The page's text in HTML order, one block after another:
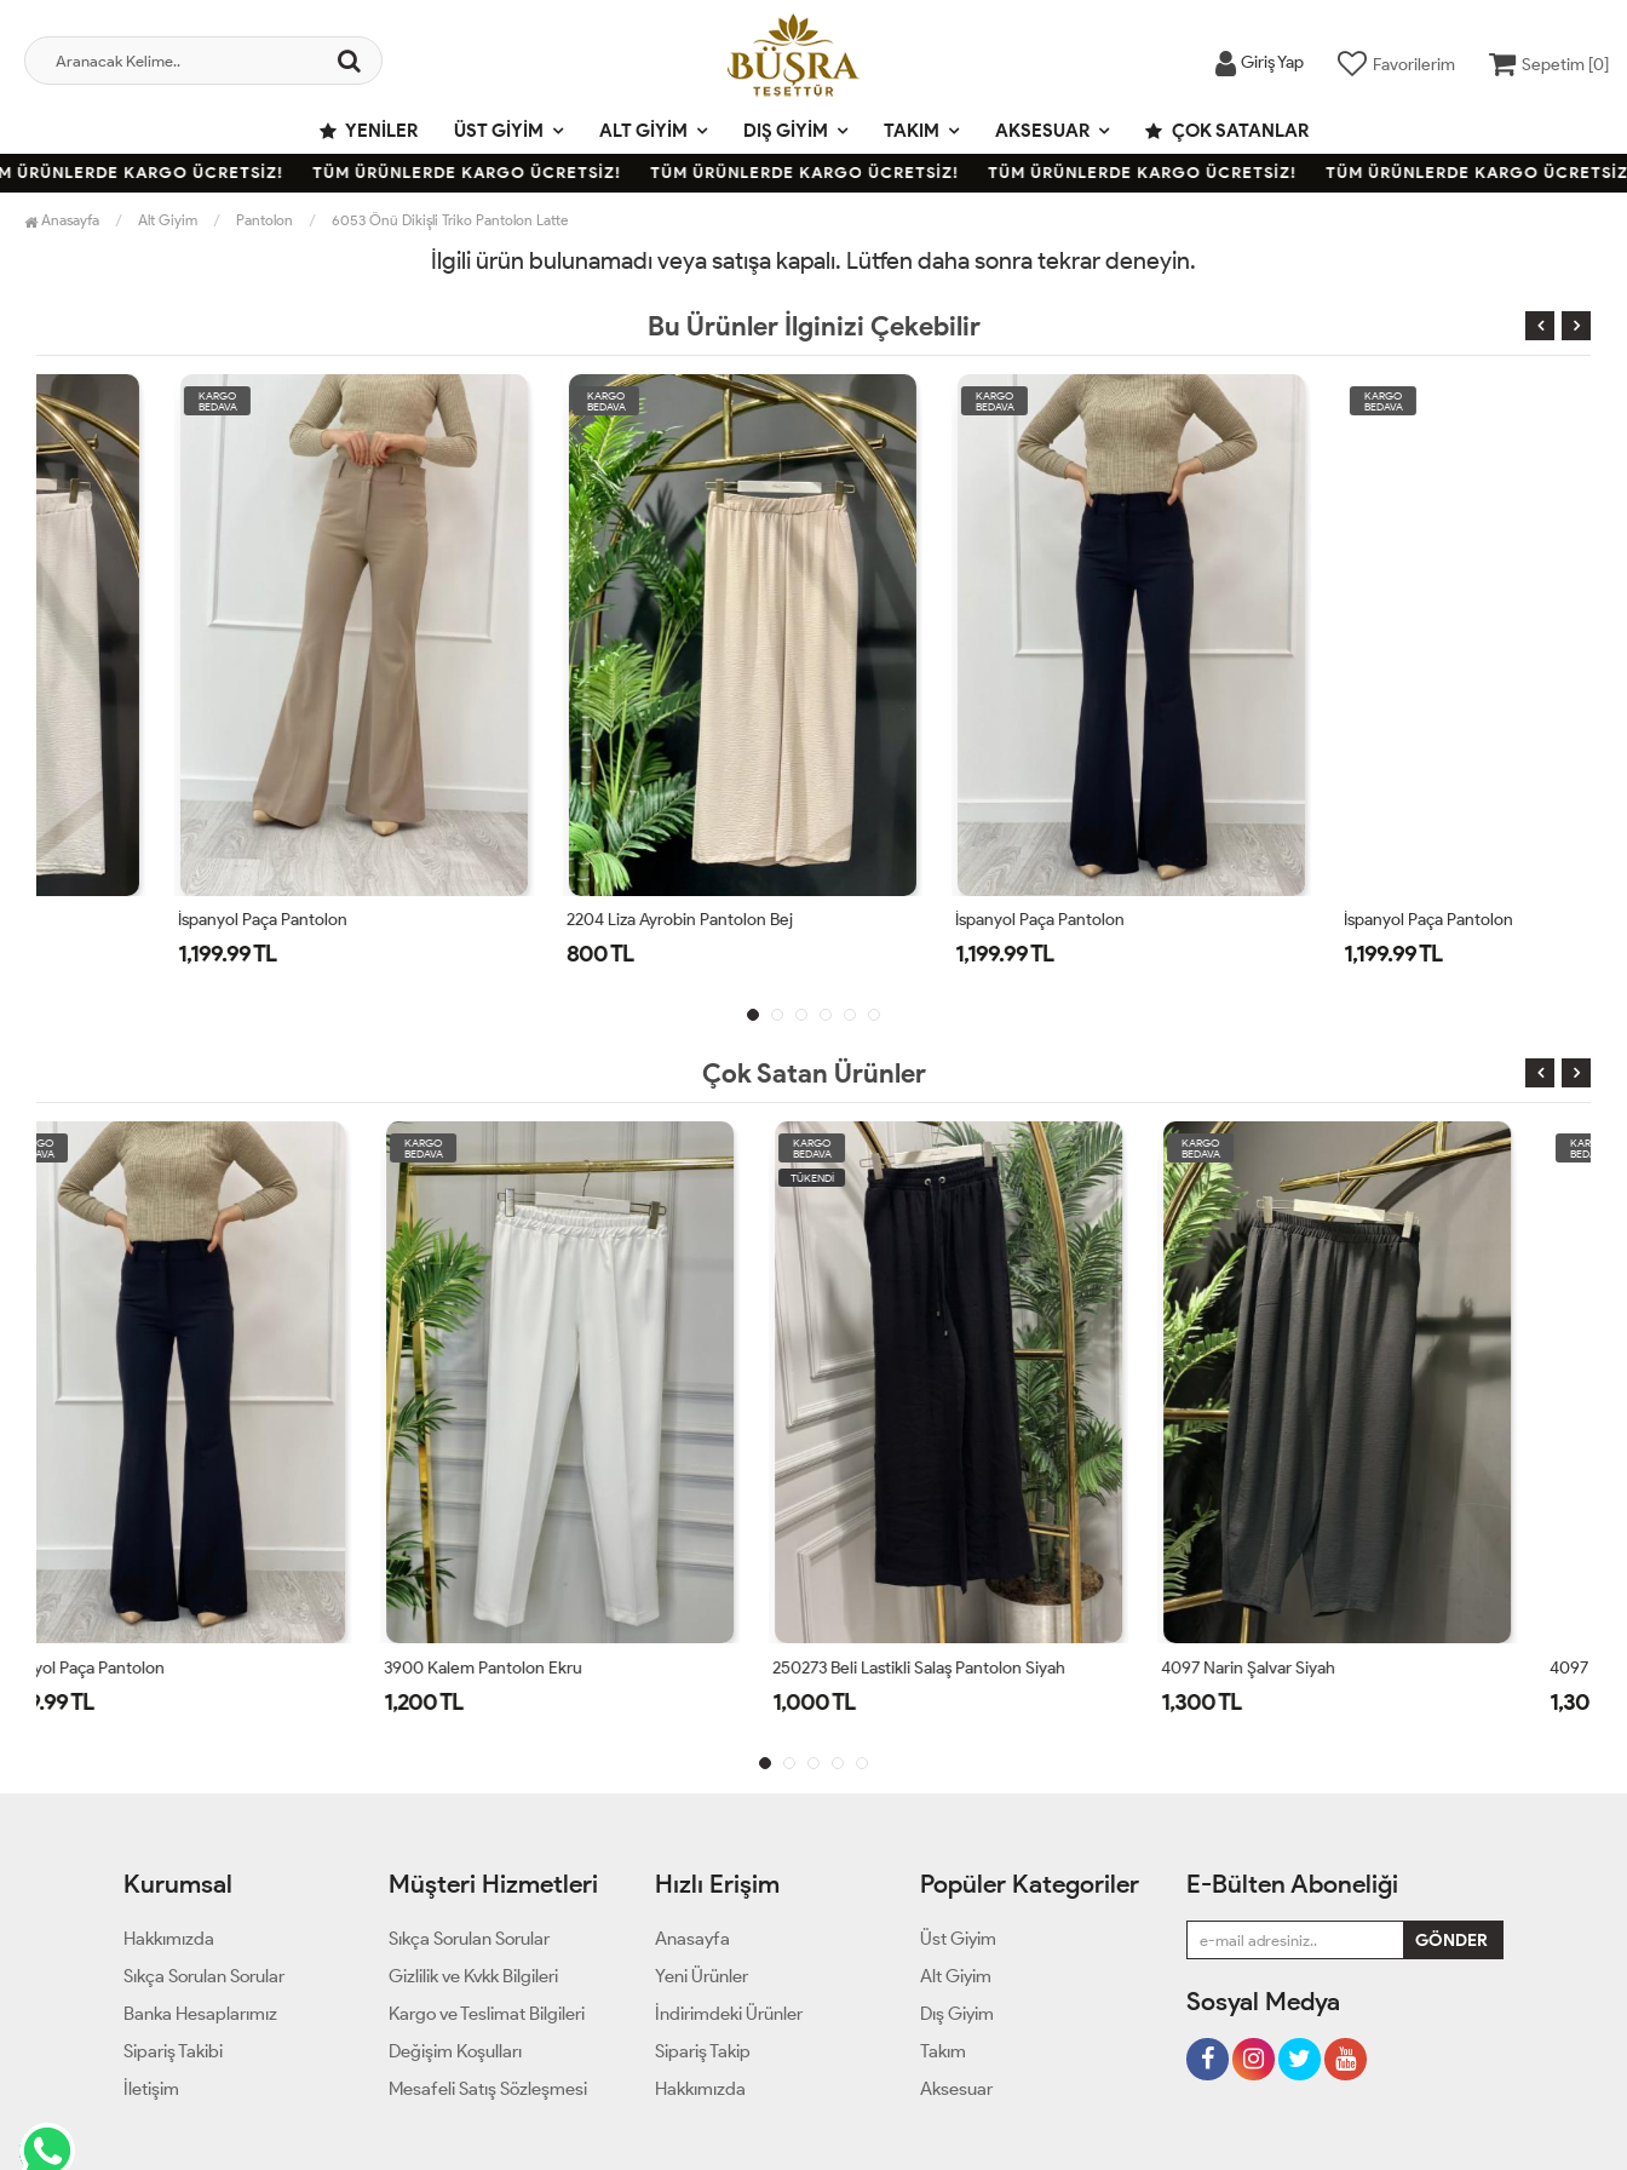
Giriş Yap Favorilerim Sepetim [0]
YENILER ÜST GIYIM ALT GIYIM DIŞ GIYIM TAKIM AKSESUAR ÇOK SATANLAR
KARGO ÜCRETSİZ! TÜM ÜRÜNLERDE KARGO ÜCRETSİZ! TÜM ÜRÜNLERDE KARGO ÜCRETSİZ! TÜM ÜRÜNLERDE KARGO ÜCRETSİZ! TÜM ÜRÜNLERDE KARGO ÜCRETSİZ!
Anasayfa Alt Giyim Pantolon 6053 Önü Dikişli Triko Pantolon Latte
İlgili ürün bulunamadı veya satışa kapalı. Lütfen daha sonra tekrar deneyin.
Bu Ürünler İlginizi Çekebilir
BEDAVA
İspanyol Paça Pantolon
KARGO
BEDAVA
2204 Liza Ayrobin Pantolon Bej
BEDAVA
İspanyol Paça Pantolon İspanyol Paça Pantolon
Çok Satan Ürünler
KARGO
BEDAVA
3900 Kalem Pantolon Ekru
1,200 TL
TÜKENDİ
250273 Beli Lastikli Salaş Pantolon Siyah
1,000 TL
KARGO
BEDAVA
4097 Narin Şalvar Siyah
1,300 TL
4097 Narin Şalvar Ekru
1,300 TL
Kurumsal
Hakkımızda
Sıkça Sorulan Sorular
Banka Hesaplarımız
Sipariş Takibi
İletişim
Müşteri Hizmetleri
Sıkça Sorulan Sorular
Gizlilik ve Kvkk Bilgileri
Kargo ve Teslimat Bilgileri
Değişim Koşulları
Mesafeli Satış Sözleşmesi
Hızlı Erişim
Anasayfa
Yeni Ürünler
İndirimdeki Ürünler
Sipariş Takip
Hakkımızda
Popüler Kategoriler
Üst Giyim
Alt Giyim
Dış Giyim
Takım
Aksesuar
E-Bülten Aboneliği
Sosyal Medya